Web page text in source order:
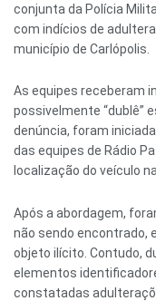
conjunta da Polícia
com indícios de
município de Carlópolis.
As equipes receberam
possivelmente “dublê”
denúncia, foram
das equipes de Rádio
localização do veículo
Após a abordagem,
não sendo encontrado,
objeto ilícito. Contudo,
elementos
constatadas